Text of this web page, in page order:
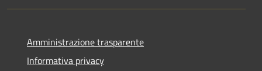
Amministrazione trasparente
Informativa privacy